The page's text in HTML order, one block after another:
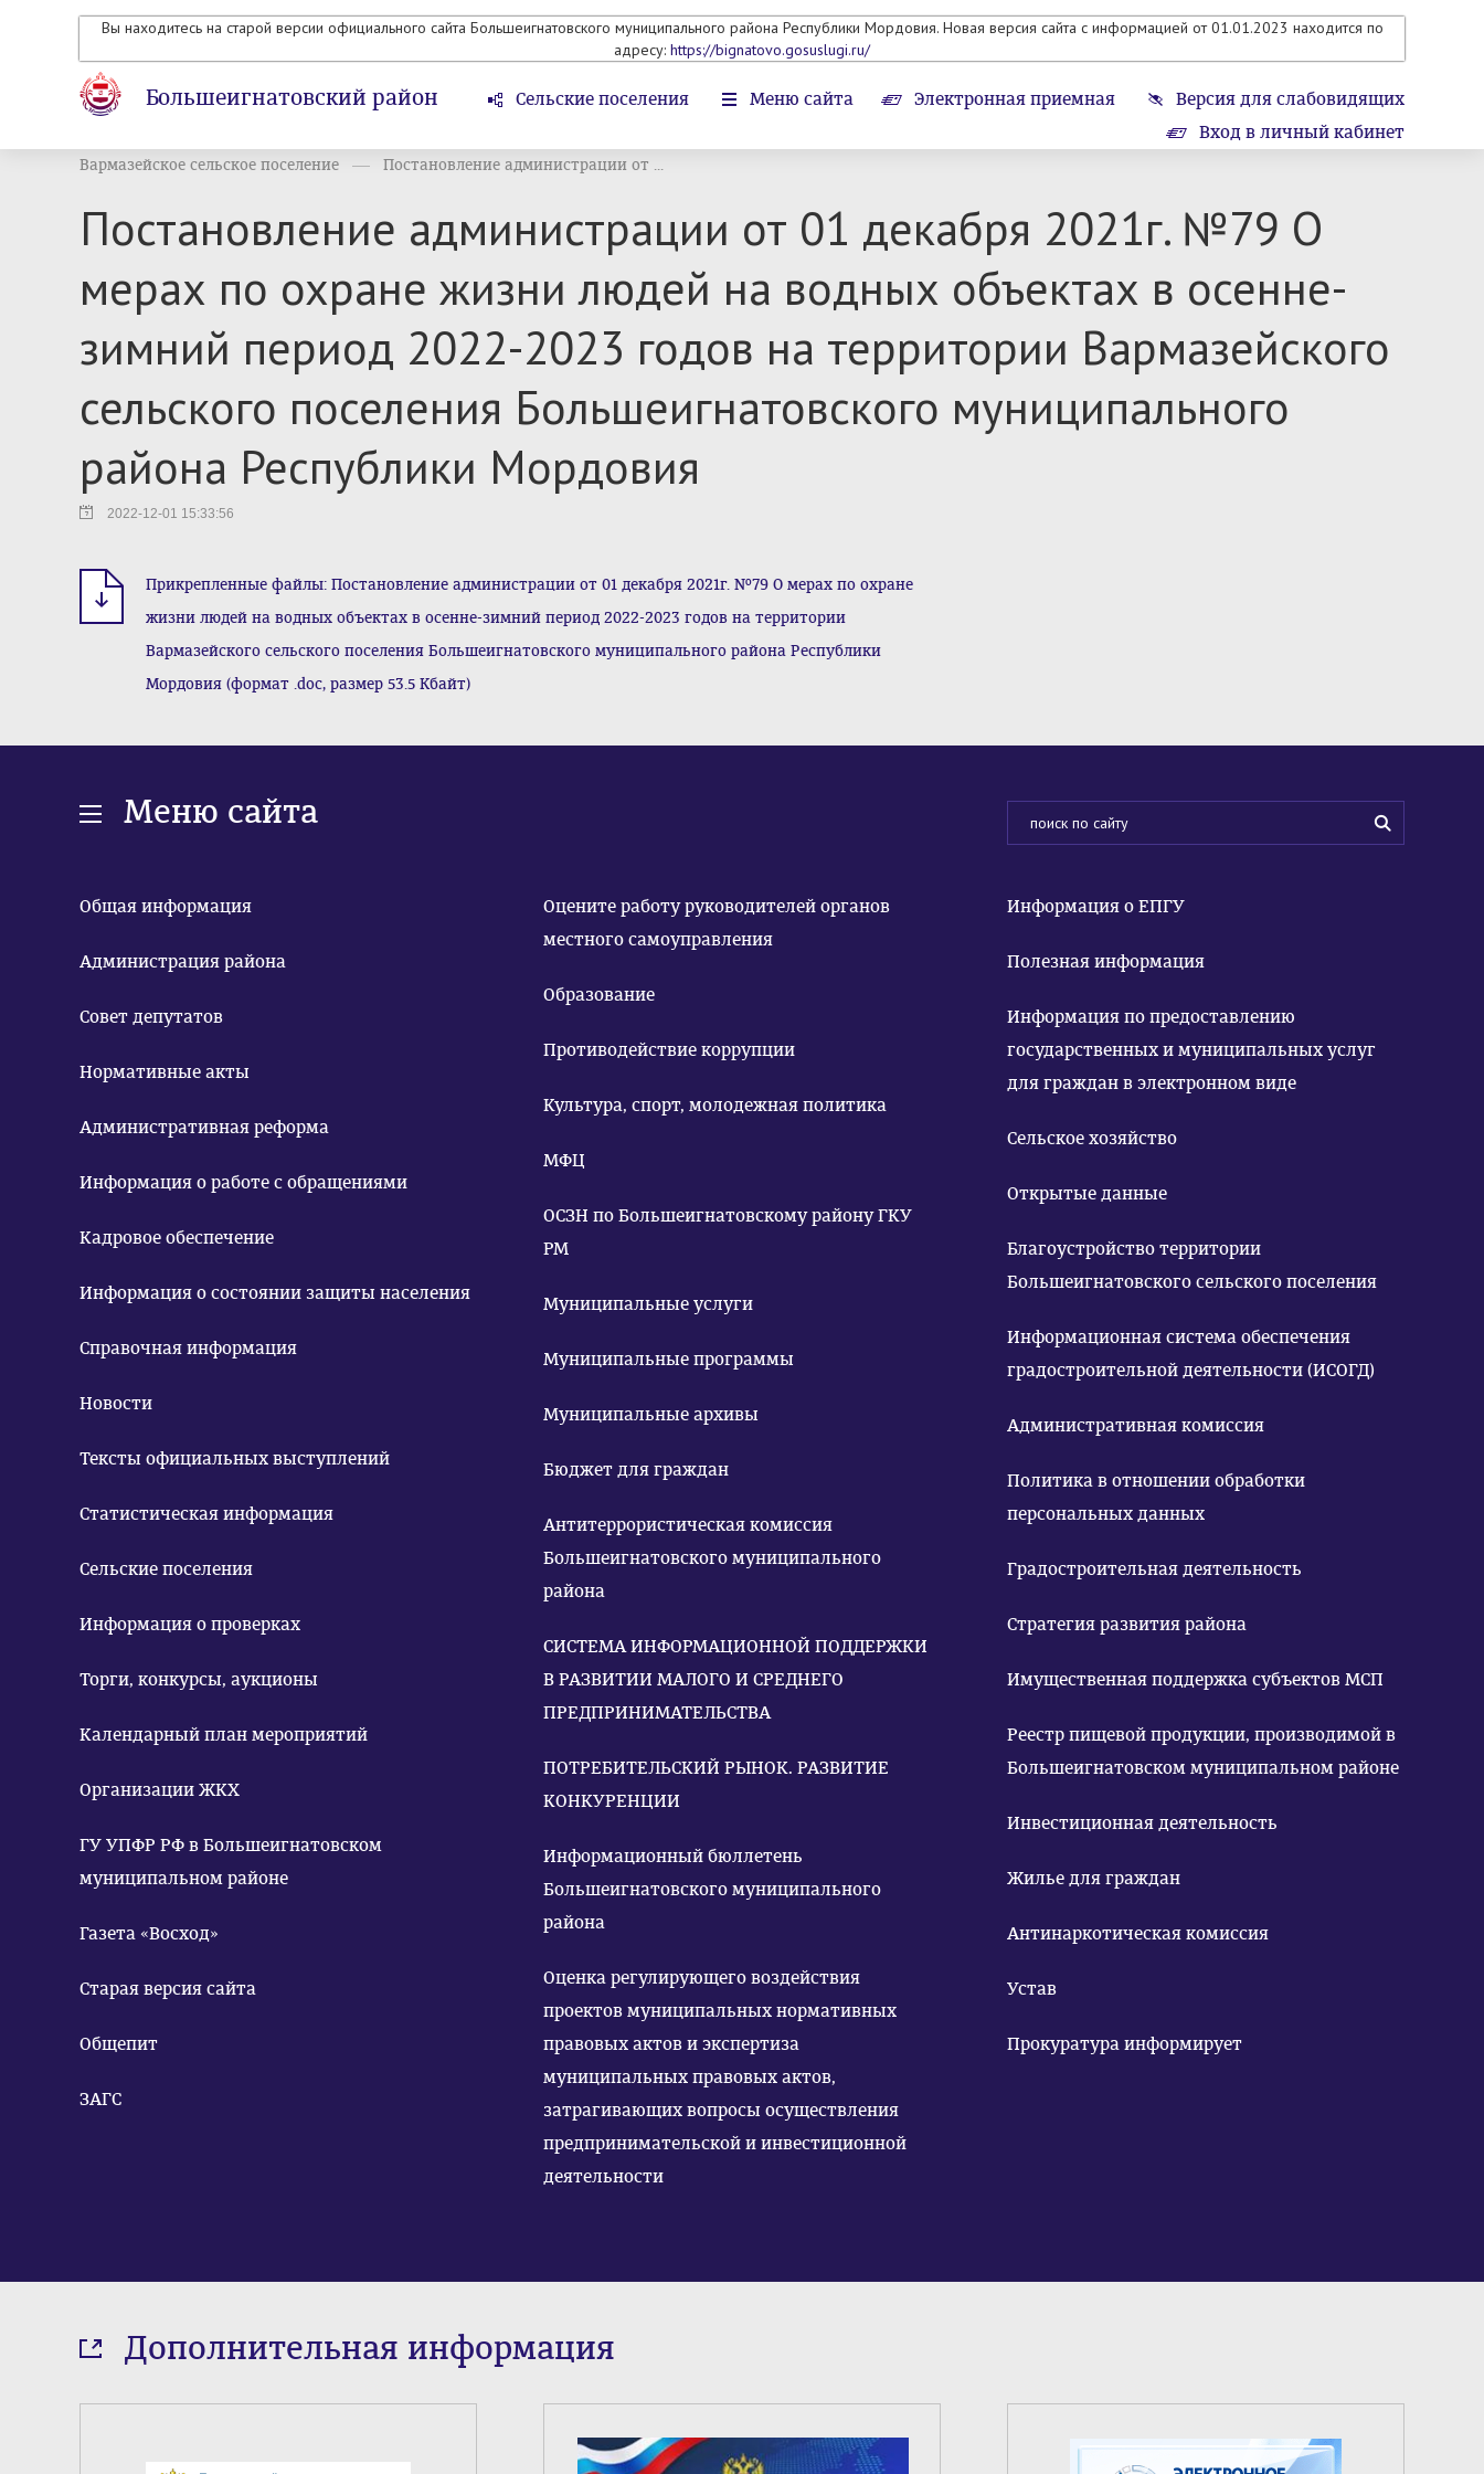
Вы находитесь на старой версии официального сайта Большеигнатовского муниципального района Республики Мордовия. Новая версия сайта с информацией от 01.01.2023 находится по
адресу: https://bignatovo.gosuslugi.ru/
Большеигнатовский район Сельские поселения Меню сайта Электронная приемная
Версия для слабовидящих
Вход в личный кабинет
Вармазейское сельское поселение Постановление администрации от ...
Постановление администрации от 01 декабря 2021г. №79 О
мерах по охране жизни людей на водных объектах в осенне-
зимний период 2022-2023 годов на территории Вармазейского
сельского поселения Большеигнатовского муниципального
района Республики Мордовия
2022-12-01 15:33:56
Прикрепленные файлы: Постановление администрации от 01 декабря 2021г. №79 О мерах по охране
жизни людей на водных объектах в осенне-зимний период 2022-2023 годов на территории
Вармазейского сельского поселения Большеигнатовского муниципального района Республики
Мордовия (формат .doc, размер 53.5 Кбайт)
Меню сайта
Общая информация
Администрация района
Совет депутатов
Нормативные акты
Административная реформа
Информация о работе с обращениями
Кадровое обеспечение
Информация о состоянии защиты населения
Справочная информация
Новости
Тексты официальных выступлений
Статистическая информация
Сельские поселения
Информация о проверках
Торги, конкурсы, аукционы
Календарный план мероприятий
Организации ЖКХ
ГУ УПФР РФ в Большеигнатовском
муниципальном районе
Газета «Восход»
Старая версия сайта
Общепит
ЗАГС
Оцените работу руководителей органов
местного самоуправления
Образование
Противодействие коррупции
Культура, спорт, молодежная политика
МФЦ
ОСЗН по Большеигнатовскому району ГКУ
РМ
Муниципальные услуги
Муниципальные программы
Муниципальные архивы
Бюджет для граждан
Антитеррористическая комиссия
Большеигнатовского муниципального
района
СИСТЕМА ИНФОРМАЦИОННОЙ ПОДДЕРЖКИ
В РАЗВИТИИ МАЛОГО И СРЕДНЕГО
ПРЕДПРИНИМАТЕЛЬСТВА
ПОТРЕБИТЕЛЬСКИЙ РЫНОК. РАЗВИТИЕ
КОНКУРЕНЦИИ
Информационный бюллетень
Большеигнатовского муниципального
района
Оценка регулирующего воздействия
проектов муниципальных нормативных
правовых актов и экспертиза
муниципальных правовых актов,
затрагивающих вопросы осуществления
предпринимательской и инвестиционной
деятельности
Информация о ЕПГУ
Полезная информация
Информация по предоставлению
государственных и муниципальных услуг
для граждан в электронном виде
Сельское хозяйство
Открытые данные
Благоустройство территории
Большеигнатовского сельского поселения
Информационная система обеспечения
градостроительной деятельности (ИСОГД)
Административная комиссия
Политика в отношении обработки
персональных данных
Градостроительная деятельность
Стратегия развития района
Имущественная поддержка субъектов МСП
Реестр пищевой продукции, производимой в
Большеигнатовском муниципальном районе
Инвестиционная деятельность
Жилье для граждан
Антинаркотическая комиссия
Устав
Прокуратура информирует
Дополнительная информация